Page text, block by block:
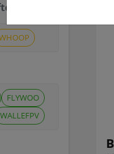
FLYWOO
WALLEFPV